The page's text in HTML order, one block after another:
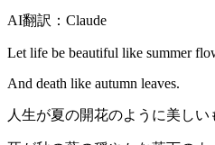
AI翻訳：Claude
Let life be beautiful like summer
And death like autumn leaves.
人生が夏の開花のように美しい